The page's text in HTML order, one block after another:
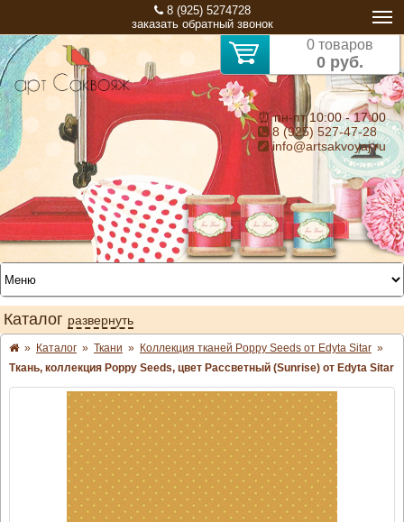
8 (925) 5274728
заказать обратный звонок
0 товаров
0 руб.
⏰ пн-пт 10:00 - 17:00
8 (925) 527-47-28
info@artsakvoyaj.ru
Каталог развернуть
» Каталог » Ткани » Коллекция тканей Poppy Seeds от Edyta Sitar »
Ткань, коллекция Poppy Seeds, цвет Рассветный (Sunrise) от Edyta Sitar